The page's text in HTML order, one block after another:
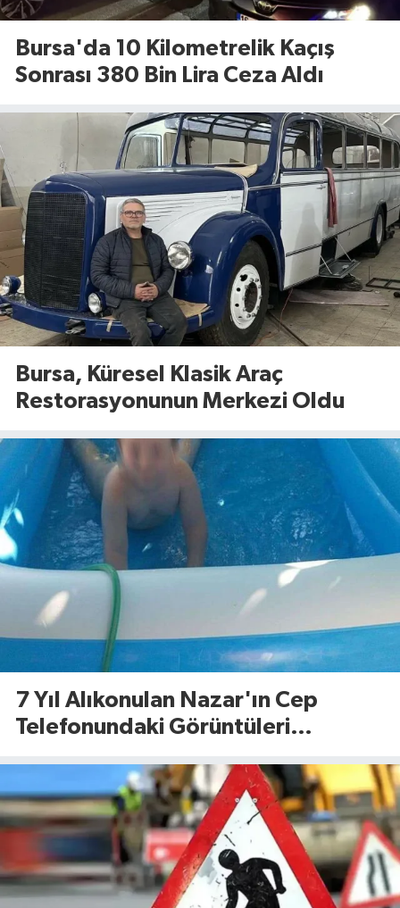
Bursa'da 10 Kilometrelik Kaçış
Sonrası 380 Bin Lira Ceza Aldı
Bursa, Küresel Klasik Araç
Restorasyonunun Merkezi Oldu
7 Yıl Alıkonulan Nazar'ın Cep
Telefonundaki Görüntüleri